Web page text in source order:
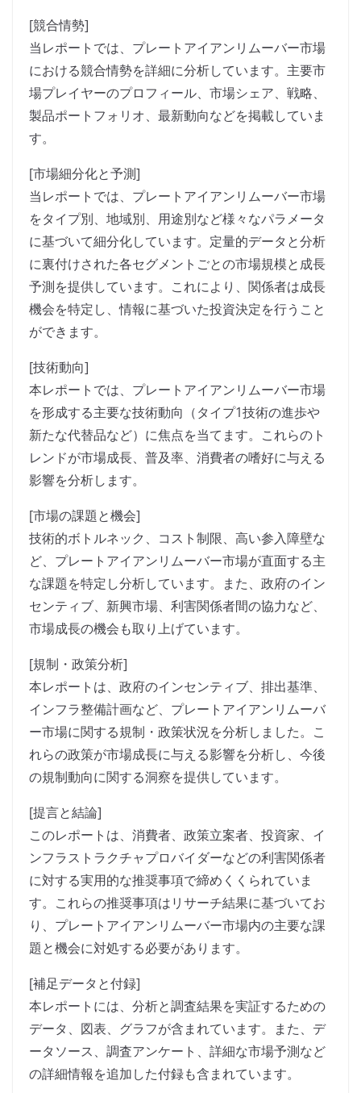
[競合情勢]
当レポートでは、プレートアイアンリムーバー市場
における競合情勢を詳細に分析しています。主要市
場プレイヤーのプロフィール、市場シェア、戦略、
製品ポートフォリオ、最新動向などを掲載していま
す。
[市場細分化と予測]
当レポートでは、プレートアイアンリムーバー市場
をタイプ別、地域別、用途別など様々なパラメータ
に基づいて細分化しています。定量的データと分析
に裏付けされた各セグメントごとの市場規模と成長
予測を提供しています。これにより、関係者は成長
機会を特定し、情報に基づいた投資決定を行うこと
ができます。
[技術動向]
本レポートでは、プレートアイアンリムーバー市場
を形成する主要な技術動向（タイプ1技術の進歩や
新たな代替品など）に焦点を当てます。これらのト
レンドが市場成長、普及率、消費者の嗜好に与える
影響を分析します。
[市場の課題と機会]
技術的ボトルネック、コスト制限、高い参入障壁な
ど、プレートアイアンリムーバー市場が直面する主
な課題を特定し分析しています。また、政府のイン
センティブ、新興市場、利害関係者間の協力など、
市場成長の機会も取り上げています。
[規制・政策分析]
本レポートは、政府のインセンティブ、排出基準、
インフラ整備計画など、プレートアイアンリムーバ
ー市場に関する規制・政策状況を分析しました。こ
れらの政策が市場成長に与える影響を分析し、今後
の規制動向に関する洞察を提供しています。
[提言と結論]
このレポートは、消費者、政策立案者、投資家、イ
ンフラストラクチャプロバイダーなどの利害関係者
に対する実用的な推奨事項で締めくくられていま
す。これらの推奨事項はリサーチ結果に基づいてお
り、プレートアイアンリムーバー市場内の主要な課
題と機会に対処する必要があります。
[補足データと付録]
本レポートには、分析と調査結果を実証するための
データ、図表、グラフが含まれています。また、デ
ータソース、調査アンケート、詳細な市場予測など
の詳細情報を追加した付録も含まれています。